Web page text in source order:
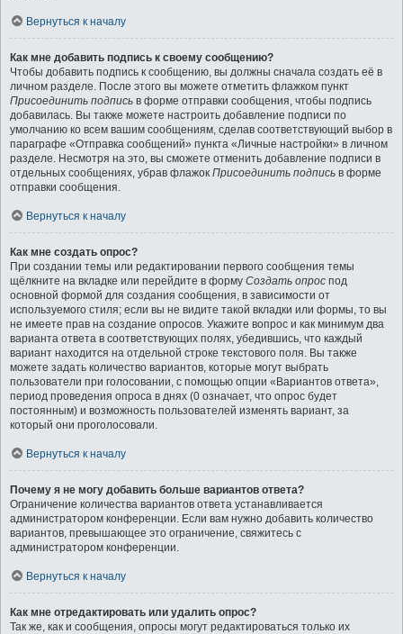
Вернуться к началу
Как мне добавить подпись к своему сообщению?
Чтобы добавить подпись к сообщению, вы должны сначала создать её в
личном разделе. После этого вы можете отметить флажком пункт
Присоединить подпись в форме отправки сообщения, чтобы подпись
добавилась. Вы также можете настроить добавление подписи по
умолчанию ко всем вашим сообщениям, сделав соответствующий выбор в
параграфе «Отправка сообщений» пункта «Личные настройки» в личном
разделе. Несмотря на это, вы сможете отменить добавление подписи в
отдельных сообщениях, убрав флажок Присоединить подпись в форме
отправки сообщения.
Вернуться к началу
Как мне создать опрос?
При создании темы или редактировании первого сообщения темы
щёлкните на вкладке или перейдите в форму Создать опрос под
основной формой для создания сообщения, в зависимости от
используемого стиля; если вы не видите такой вкладки или формы, то вы
не имеете прав на создание опросов. Укажите вопрос и как минимум два
варианта ответа в соответствующих полях, убедившись, что каждый
вариант находится на отдельной строке текстового поля. Вы также
можете задать количество вариантов, которые могут выбрать
пользователи при голосовании, с помощью опции «Вариантов ответа»,
период проведения опроса в днях (0 означает, что опрос будет
постоянным) и возможность пользователей изменять вариант, за
который они проголосовали.
Вернуться к началу
Почему я не могу добавить больше вариантов ответа?
Ограничение количества вариантов ответа устанавливается
администратором конференции. Если вам нужно добавить количество
вариантов, превышающее это ограничение, свяжитесь с
администратором конференции.
Вернуться к началу
Как мне отредактировать или удалить опрос?
Так же, как и сообщения, опросы могут редактироваться только их